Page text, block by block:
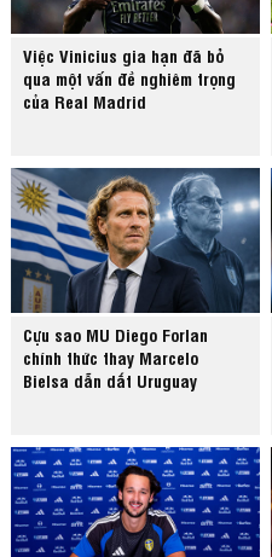
Việc Vinicius gia hạn đã bỏ
qua một vấn đề nghiêm trọng
của Real Madrid
Cựu sao MU Diego Forlan
chính thức thay Marcelo
Bielsa dẫn dắt Uruguay